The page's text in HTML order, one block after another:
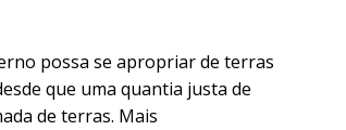
possa se apropriar de terras
que uma quantia justa de
de terras. Mais